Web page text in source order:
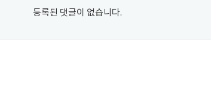
등록된 댓글이 없습니다.